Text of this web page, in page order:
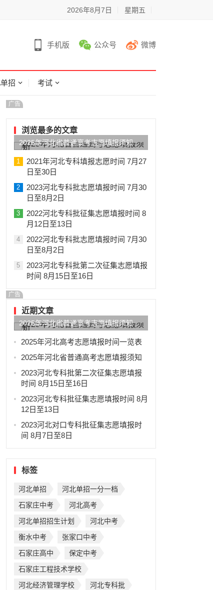
2026年8月7日 星期五
手机版 公众号 微博
招 考试
广告
浏览最多的文章
2025年河北省普通高考志愿填报须知
1
2021年河北专科填报志愿时间 7月27
日至30日
2
2023河北专科批志愿填报时间 7月30
日至8月2日
3
2022河北专科批征集志愿填报时间 8
月12日至13日
4
2022河北专科批志愿填报时间 7月30
日至8月2日
5
2023河北专科批第二次征集志愿填报
时间 8月15日至16日
广告
近期文章
2025年河北省普通高考志愿填报须知
2025年河北高考志愿填报时间一览表
2025年河北省普通高考志愿填报须知
2023河北专科批第二次征集志愿填报
时间 8月15日至16日
2023河北专科批征集志愿填报时间 8月
12日至13日
2023河北对口专科批征集志愿填报时
间 8月7日至8日
标签
河北单招
河北单招一分一档
石家庄中考
河北高考
河北单招招生计划
河北中考
衡水中考
张家口中考
石家庄高中
保定中考
石家庄工程技术学校
河北经济管理学校
河北专科批